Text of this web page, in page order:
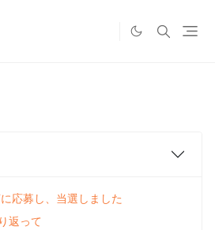
応募し、当選しました
返って